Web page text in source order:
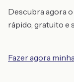
Descubra agora
rápido, gratuito e
Fazer agora